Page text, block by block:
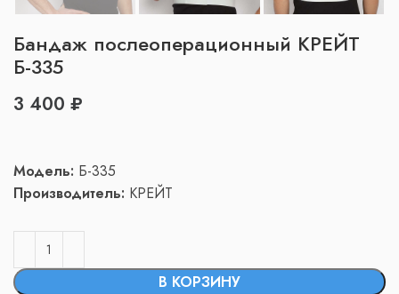
Бандаж послеоперационный КРЕЙТ
Б-335
₽
Модель: Б-335
Производитель: КРЕЙТ
В КОРЗИНУ